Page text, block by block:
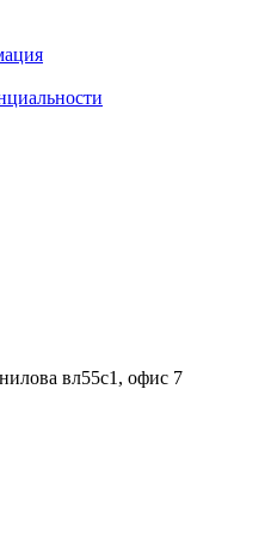
вл55с1, офис 7